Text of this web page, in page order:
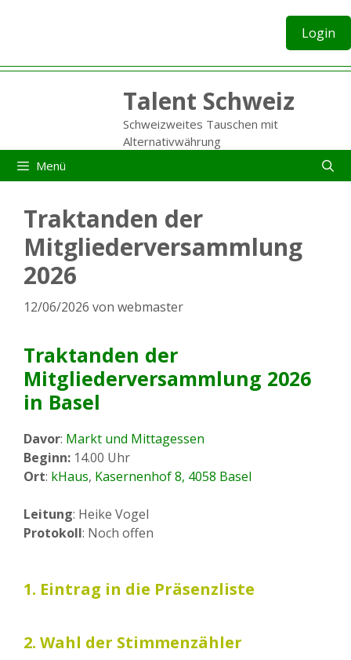
Login
Talent Schweiz
Schweizweites Tauschen mit
Alternativwährung
Menü
Traktanden der
Mitgliederversammlung
2026
12/06/2026 von webmaster
Traktanden der
Mitgliederversammlung 2026
in Basel
Davor: Markt und Mittagessen
Beginn: 14.00 Uhr
Ort: kHaus, Kasernenhof 8, 4058 Basel
Leitung: Heike Vogel
Protokoll: Noch offen
1. Eintrag in die Präsenzliste
2. Wahl der Stimmenzähler